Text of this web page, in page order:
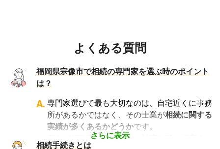
よくある質問
福岡県宗像市で相続の専門家を選ぶ時のポイント
は？
さらに表示
A. 専門家選びで最も大切なのは、自宅近くに事務
所があるかではなく、その士業が相続に関する
実績が多くあるかどうかです。
例えば行政書士といっても対応分野は幅広く、
相続手続きとは